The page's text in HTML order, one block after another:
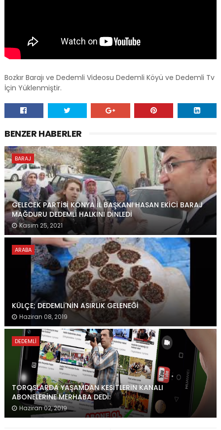
Bozkır Barajı ve Dedemli Videosu Dedemli Köyü ve Dedemli Tv
İçin Yüklenmiştir.
BENZER HABERLER
BARAJ
GELECEK PARTİSİ KONYA İL BAŞKANI HASAN EKİCİ BARAJ
MAĞDURU DEDEMLİ HALKINI DİNLEDİ
Kasım 25, 2021
ARABA
KÜLÇE; DEDEMLİ'NİN ASIRLIK GELENEĞİ
Haziran 08, 2019
DEDEMLI
TOROSLARDA YAŞAMDAN KESİTLERİN KANALI
ABONELERİNE MERHABA DEDİ:
Haziran 02, 2019